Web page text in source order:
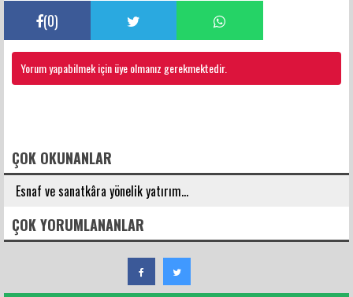
(0)
Yorum yapabilmek için üye olmanız gerekmektedir.
ÇOK OKUNANLAR
Esnaf ve sanatkâra yönelik yatırım...
ÇOK YORUMLANANLAR